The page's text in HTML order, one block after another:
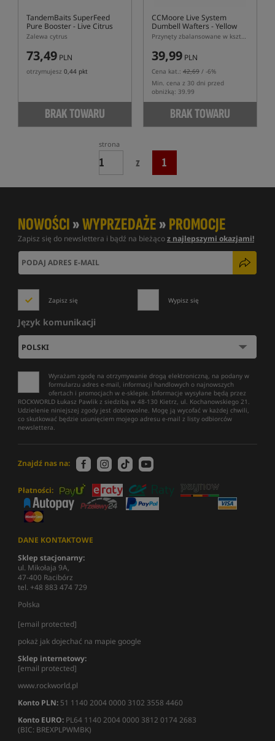
TandemBaits SuperFeed
Pure Booster - Live Citrus
Zalewa cytrus
73,49 PLN
otrzymujesz 0,44 pkt
BRAK TOWARU
CCMoore Live System
Dumbell Wafters - Yellow
Przynęty zbalansowane w kształcie dumbells w żółtym kolorze
39,99 PLN
Cena kat.: 42,69 / -6%
Min. cena z 30 dni przed
obniżką: 39.99
BRAK TOWARU
strona
z 1
NOWOŚCI»WYPRZEDAŻE»PROMOCJE
Zapisz się do newslettera i bądź na bieżącoz najlepszymi okazjami!
Zapisz się Wypisz się
Język komunikacji
Wyrażam zgodę na otrzymywanie drogą elektroniczną, na podany w
formularzu adres e-mail, informacji handlowych o najnowszych
ofertach i promocjach w e-sklepie. Informacje wysyłane będą przez
ROCKWORLD Łukasz Pawlik z siedzibą w 48-130 Kietrz, ul. Kochanowskiego 21.
Udzielenie niniejszej zgody jest dobrowolne. Mogę ją wycofać w każdej chwili,
co skutkować będzie usunięciem mojego adresu e-mail z listy odbiorców
newslettera.
Znajdź nas na:
Płatności:
DANE KONTAKTOWE
Sklep stacjonarny:
ul. Mikołaja 9A,
47-400 Racibórz
tel. +48 883 474 729
Polska
[email protected]
pokaż jak dojechać na mapie google
Sklep internetowy:
[email protected]
www.rockworld.pl
Konto PLN: 51 1140 2004 0000 3102 3558 4460
Konto EURO: PL64 1140 2004 0000 3812 0174 2683
(BIC: BREXPLPWMBK)